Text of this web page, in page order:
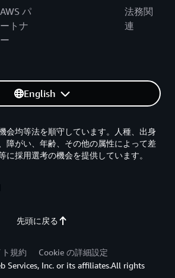
AWS パ
ートナ
ー
法務関
連
English
先頭に戻る
会均等法を順守しています。人種、出身
障がい、年齢、その他の属性によって差
に採用選考の機会を提供しています。
規約
Cookie の詳細設定
Services, Inc. or its affiliates.All rights